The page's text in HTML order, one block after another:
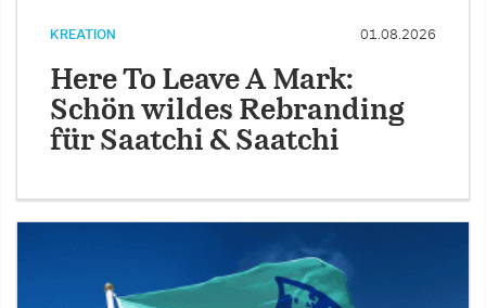
KREATION 01.08.2026
Here To Leave A Mark:
Schön wildes Rebranding
für Saatchi & Saatchi